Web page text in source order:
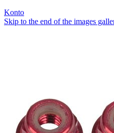
Konto
Skip to the end of the images